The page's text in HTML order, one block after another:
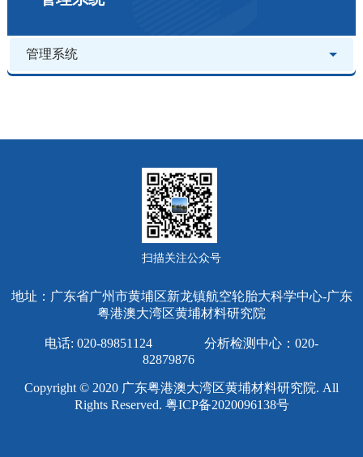
管理系统
扫描关注公众号
地址：广东省广州市黄埔区新龙镇航空轮胎大科学中心-广东
粤港澳大湾区黄埔材料研究院
电话: 020-89851124 分析检测中心：020-
82879876
Copyright © 2020 广东粤港澳大湾区黄埔材料研究院. All
Rights Reserved. 粤ICP备2020096138号